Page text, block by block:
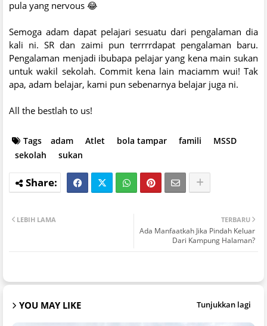
pula yang nervous 😂
Semoga adam dapat pelajari sesuatu dari pengalaman dia
kali ni. SR dan zaimi pun terrrrdapat pengalaman baru.
Pengalaman menjadi ibubapa pelajar yang kena main sukan
untuk wakil sekolah. Commit kena lain maciamm wui! Tak
apa, adam belajar, kami pun sebenarnya belajar juga ni.
All the bestlah to us!
Tags adam Atlet bola tampar famili
MSSD
sekolah
sukan
TERBARU
Ada Manfaatkah Jika Pindah Keluar
Dari Kampung Halaman?
LEBIH LAMA
YOU MAY LIKE Tunjukkan lagi